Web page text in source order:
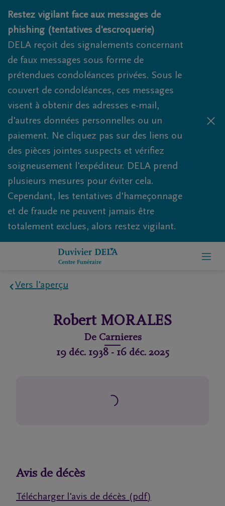
Obituaries.breadcrumbs.SkipLink
Restez vigilant face aux messages de
phishing (tentatives d'escroquerie)
DELA reçoit des signalements concernant
de faux messages sous forme de
prétendues condoléances privées. Sous le
couvert de condoléances, ces messages
visent à obtenir des adresses e-mail,
d'autres données personnelles ou un
paiement. Ne cliquez pas sur des liens ou
des pièces jointes suspects et vérifiez
soigneusement l'expéditeur. DELA prend
plusieurs mesures pour éviter cela.
Cependant, les tentatives d'hameçonnage
et de fraude ne peuvent jamais être
totalement exclues, alors restez vigilant.
de
Vers l'aperçu
Robert MORALES
De Carnieres
19 déc. 1938- 16 déc. 2025
Avis de décès
Télécharger l'avis de décès (pdf)